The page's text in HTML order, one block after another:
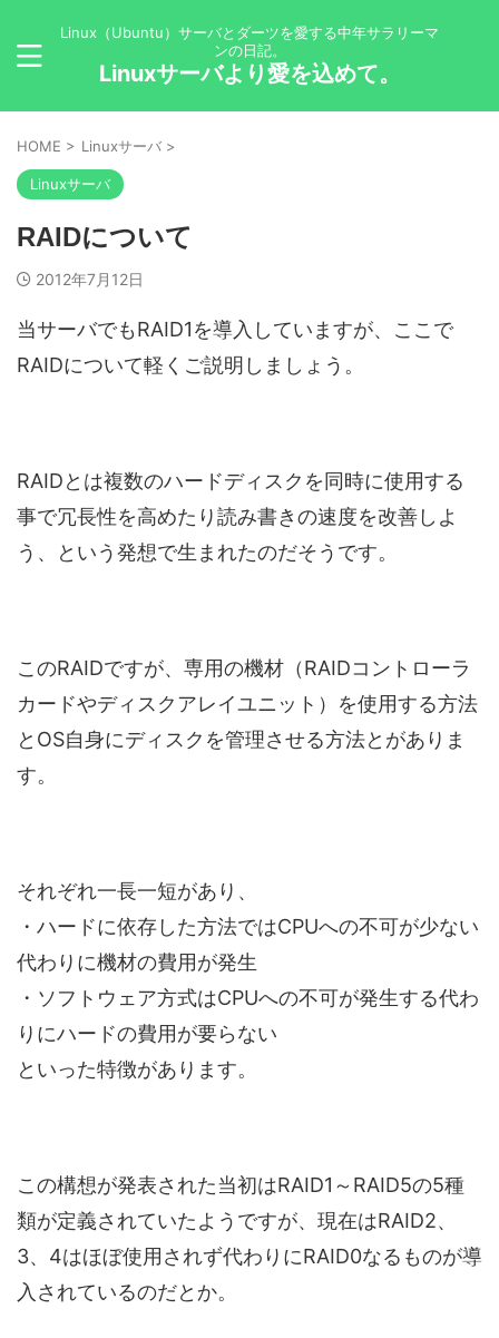
Linux（Ubuntu）サーバとダーツを愛する中年サラリーマ
ンの日記。
Linuxサーバより愛を込めて。
HOME > Linuxサーバ >
Linuxサーバ
RAIDについて
2012年7月12日
当サーバでもRAID1を導入していますが、ここで
RAIDについて軽くご説明しましょう。
RAIDとは複数のハードディスクを同時に使用する
事で冗長性を高めたり読み書きの速度を改善しよ
う、という発想で生まれたのだそうです。
このRAIDですが、専用の機材（RAIDコントローラ
カードやディスクアレイユニット）を使用する方法
とOS自身にディスクを管理させる方法とがありま
す。
それぞれ一長一短があり、
・ハードに依存した方法ではCPUへの不可が少ない
代わりに機材の費用が発生
・ソフトウェア方式はCPUへの不可が発生する代わ
りにハードの費用が要らない
といった特徴があります。
この構想が発表された当初はRAID1～RAID5の5種
類が定義されていたようですが、現在はRAID2、
3、4はほぼ使用されず代わりにRAID0なるものが導
入されているのだとか。